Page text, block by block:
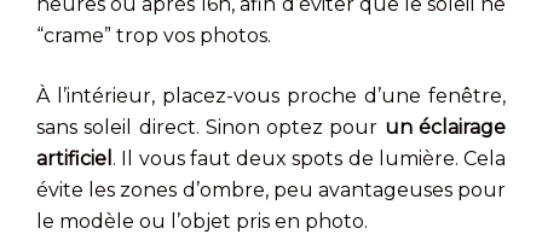
“crame” trop vos photos.
À l’intérieur, placez-vous proche d’une fenêtre,
sans soleil direct. Sinon optez pour un éclairage
artificiel . Il vous faut deux spots de lumière. Cela
évite les zones d’ombre, peu avantageuses pour
le modèle ou l’objet pris en photo.